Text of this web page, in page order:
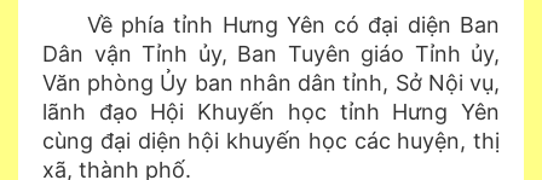
Về phía tỉnh Hưng Yên có đại diện Ban
Dân vận Tỉnh ủy, Ban Tuyên giáo Tỉnh ủy,
Văn phòng Ủy ban nhân dân tỉnh, Sở Nội vụ,
lãnh đạo Hội Khuyến học tỉnh Hưng Yên
cùng đại diện hội khuyến học các huyện, thị
xã, thành phố.